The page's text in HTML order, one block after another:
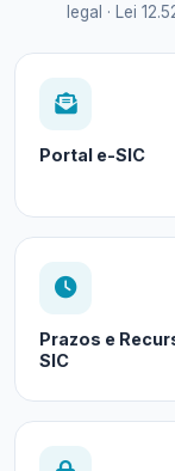
legal · Lei
Portal e-SIC
Prazos e
SIC